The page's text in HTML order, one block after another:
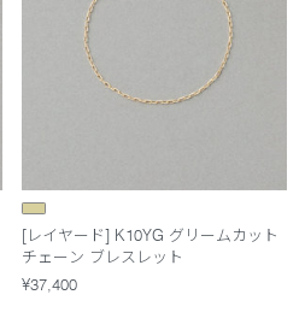
[レイヤード] K10YG グリームカット
チェーン ブレスレット
¥37,400